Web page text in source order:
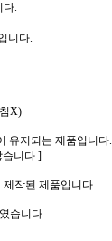
다.
니다.
X)
유지되는 제품입니다.
니다.]
작된 제품입니다.
습니다.